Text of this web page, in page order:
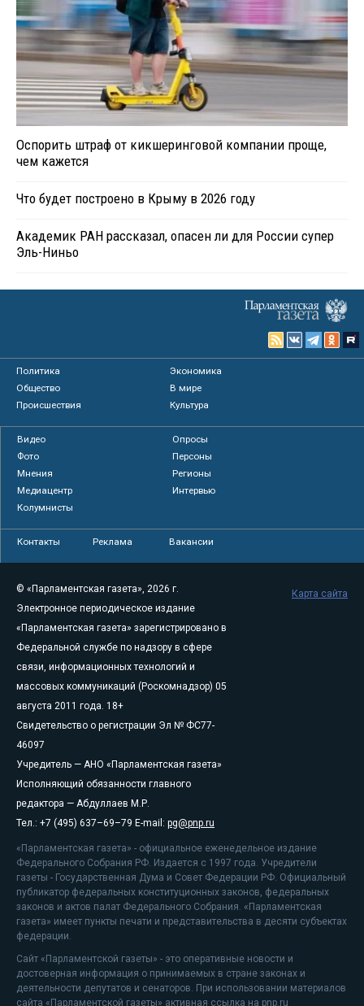
Оспорить штраф от кикшеринговой компании проще,
чем кажется
Что будет построено в Крыму в 2026 году
Академик РАН рассказал, опасен ли для России супер
Эль-Ниньо
Политика
Экономика
Общество
В мире
Происшествия
Культура
Видео
Опросы
Фото
Персоны
Мнения
Регионы
Медиацентр
Интервью
Колумнисты
Контакты Реклама Вакансии
© «Парламентская газета», 2026 г.
Электронное периодическое издание
«Парламентская газета» зарегистрировано в
Федеральной службе по надзору в сфере
связи, информационных технологий и
массовых коммуникаций (Роскомнадзор) 05
августа 2011 года. 18+
Свидетельство о регистрации Эл № ФС77-
46097
Учредитель — АНО «Парламентская газета»
Исполняющий обязанности главного
редактора — Абдуллаев М.Р.
Тел.: +7 (495) 637–69–79 E-mail: pg@pnp.ru
«Парламентская газета» - официальное еженедельное издание
Федерального Собрания РФ. Издается с 1997 года. Учредители
газеты - Государственная Дума и Совет Федерации РФ. Официальный
публикатор федеральных конституционных законов, федеральных
законов и актов палат Федерального Собрания. «Парламентская
газета» имеет пункты печати и представительства в десяти субъектах
федерации.
Сайт «Парламентской газеты» - это оперативные новости и
достоверная информация о принимаемых в стране законах и
деятельности депутатов и сенаторов. При использовании материалов
сайта «Парламентской газеты» активная ссылка на pnp.ru
Карта сайта